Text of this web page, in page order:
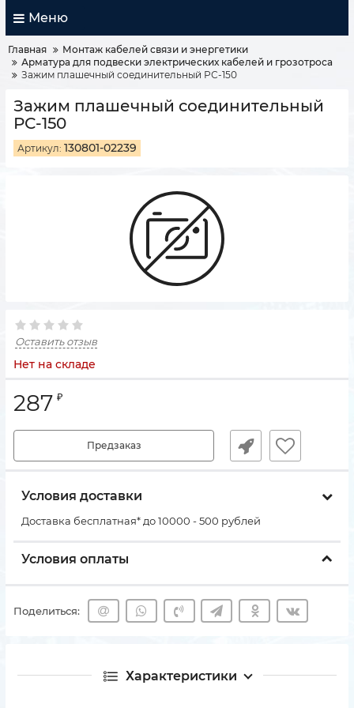
Меню
Главная
Монтаж кабелей связи и энергетики
Арматура для подвески электрических кабелей и грозотроса
Зажим плашечный соединительный РС-150
Зажим плашечный соединительный
РС-150
Артикул: 130801-02239
Оставить отзыв
Нет на складе
287 ₽
Предзаказ
Условия доставки
Доставка бесплатная* до 10000 - 500 рублей
Условия оплаты
Поделиться:
Характеристики